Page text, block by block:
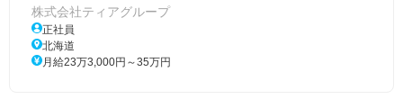
株式会社ティアグループ
正社員
北海道
月給23万3,000円～35万円